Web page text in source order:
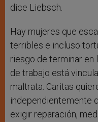
dice Liebsch.
Hay mujeres que
terribles e incluso
riesgo de terminar en
de trabajo está
maltrata. Caritas
independientemente
exigir reparación,